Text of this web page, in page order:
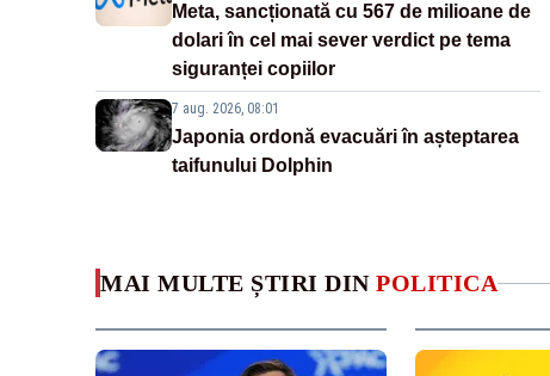
Meta, sancționată cu 567 de milioane de
dolari în cel mai sever verdict pe tema
siguranței copiilor
7 aug. 2026, 08:01
Japonia ordonă evacuări în așteptarea
taifunului Dolphin
MAI MULTE ȘTIRI DIN POLITICA